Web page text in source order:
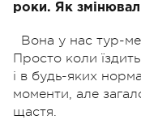
роки. Як
Вона у нас тур-
Просто коли
і в будь-яких
моменти, але
щастя.